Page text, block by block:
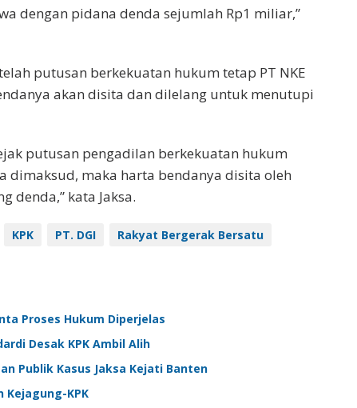
dengan pidana denda sejumlah Rp1 miliar,”
putusan berkekuatan hukum tetap PT NKE
akan disita dan dilelang untuk menutupi
putusan pengadilan berkekuatan hukum
dimaksud, maka harta bendanya disita oleh
denda,” kata Jaksa.
KPK PT. DGI
Rakyat Bergerak Bersatu
Proses Hukum Diperjelas
Desak KPK Ambil Alih
Publik Kasus Jaksa Kejati Banten
Kejagung-KPK